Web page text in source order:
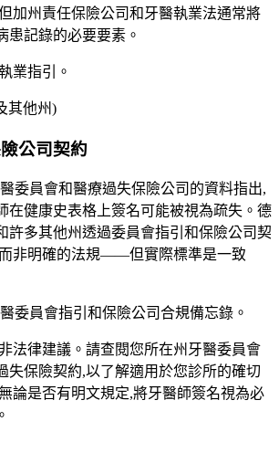
加州責任保險公司和牙醫執業法通常將
患記錄的必要要素。
業指引。
其他州)
公司契約
委員會和醫療過失保險公司的資料指出,
在健康史表格上簽名可能被視為疏失。德
許多其他州透過委員會指引和保險公司契
非明確的法規——但實際標準是一致
委員會指引和保險公司合規備忘錄。
法律建議。請查閱您所在州牙醫委員會
失保險契約,以了解適用於您診所的確切
論是否有明文規定,將牙醫師簽名視為必